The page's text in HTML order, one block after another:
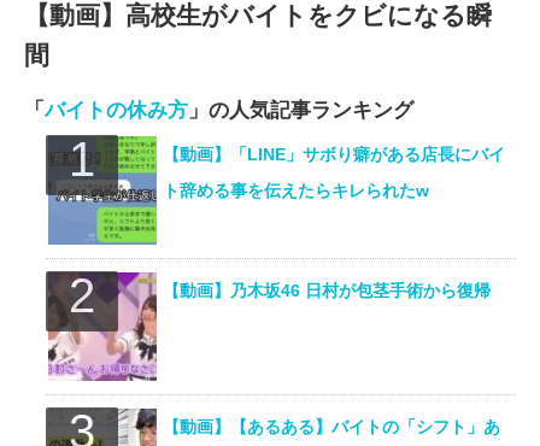
【動画】高校生がバイトをクビになる瞬
間
「バイトの休み方 」の人気記事ランキング
【動画】「LINE」サボり癖がある店長にバイ
ト辞める事を伝えたらキレられたw
【動画】乃木坂46 日村が包茎手術から復帰
【動画】【あるある】バイトの「シフト」あ